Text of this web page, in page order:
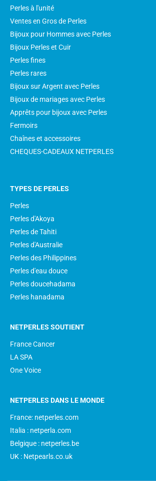
Perles à l'unité
Ventes en Gros de Perles
Bijoux pour Hommes avec Perles
Bijoux Perles et Cuir
Perles fines
Perles rares
Bijoux sur Argent avec Perles
Bijoux de mariages avec Perles
Apprêts pour bijoux avec Perles
Fermoirs
Chaînes et accessoires
CHEQUES-CADEAUX NETPERLES
TYPES DE PERLES
Perles
Perles d'Akoya
Perles de Tahiti
Perles d'Australie
Perles des Philippines
Perles d'eau douce
Perles doucehadama
Perles hanadama
NETPERLES SOUTIENT
France Cancer
LA SPA
One Voice
NETPERLES DANS LE MONDE
France: netperles.com
Italia : netperla.com
Belgique : netperles.be
UK : Netpearls.co.uk